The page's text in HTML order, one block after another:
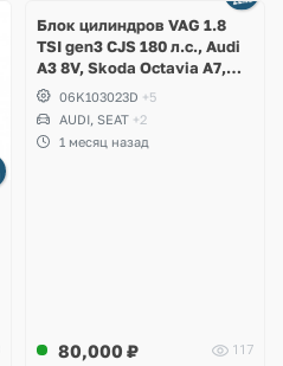
Блок цилиндров VAG 1.8
TSI gen3 CJS 180 л.с., Audi
A3 8V, Skoda Octavia A7,
Superb, Volkswagen Passat
B8, Golf VII Alltrack, Seat
Leon
06K103023D +5
AUDI, SEAT +2
1 месяц назад
80,000 ₽ 117